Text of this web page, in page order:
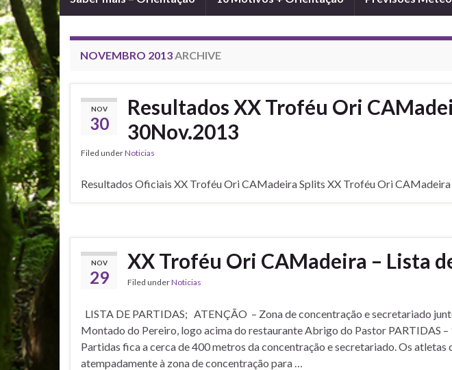
NOVEMBRO 2013ARCHIVE
NOV
30
Resultados XX Troféu Ori
30Nov.2013
Filed underNoticias
Resultados Oficiais XX Troféu Ori CAMadeira Splits XX Troféu Ori
NOV
29
XX Troféu Ori CAMadeira – Lista
Filed underNoticias
LISTA DE PARTIDAS; ATENÇÃO – Zona de concentração e secretariado
Montado do Pereiro, logo acima do restaurante Abrigo do Pastor PARTIDAS –
Partidas fica a cerca de 400 metros da concentração e secretariado. Os atletas
atempadamente à zona de concentração para …